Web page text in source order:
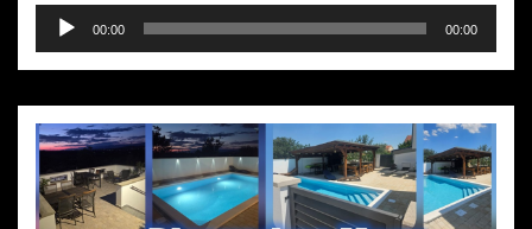
Audio-
Player
00:00 00:00